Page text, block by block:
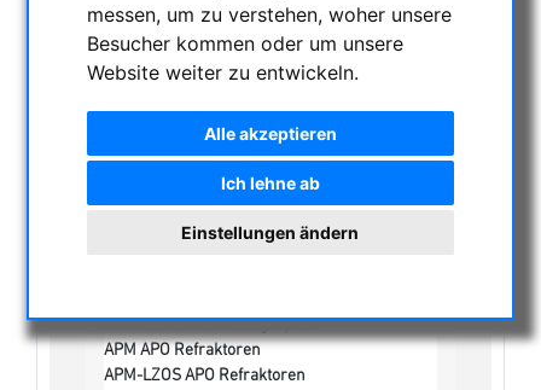
messen, um zu verstehen, woher unsere
Besucher kommen oder um unsere
Website weiter zu entwickeln.
Alle akzeptieren
Ich lehne ab
Einstellungen ändern
SECONDHAND & LAGERBESTAND
APM PRODUKTE
SONNENBEOBACHTUNG
FERNGLÄSER, SPEKTIVE
APM-LZOS APO-Astrographen
APM APO Refraktoren
APM-LZOS APO Refraktoren